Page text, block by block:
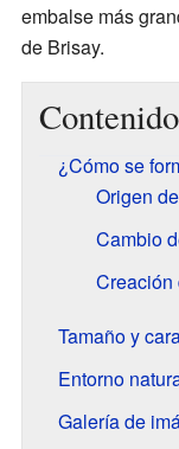
embalse más
de Brisay.
Contenido
¿Cómo se
Origen
Cambio
Creación
Tamaño y
Entorno
Galería de